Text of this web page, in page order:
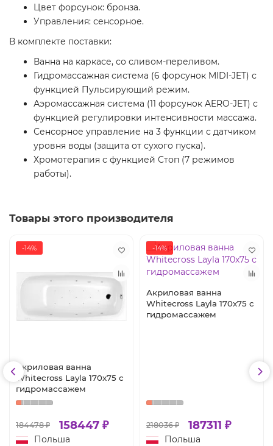
Цвет форсунок: бронза.
Управления: сенсорное.
В комплекте поставки:
Ванна на каркасе, со сливом-переливом.
Гидромассажная система (6 форсунок MIDI-JET) с
функцией Пульсирующий режим.
Аэромассажная система (11 форсунок AERO-JET) с
функцией регулировки интенсивности массажа.
Сенсорное управление на 3 функции с датчиком
уровня воды (защита от сухого пуска).
Хромотерапия с функцией Стоп (7 режимов
работы).
Товары этого производителя
-14%
Акриловая ванна
Whitecross Layla 170x75 с
гидромассажем
184478 ₽ 158447 ₽
Польша
-14%
Акриловая ванна
Whitecross Layla 170x75 с
гидромассажем
218036 ₽ 187311 ₽
Польша